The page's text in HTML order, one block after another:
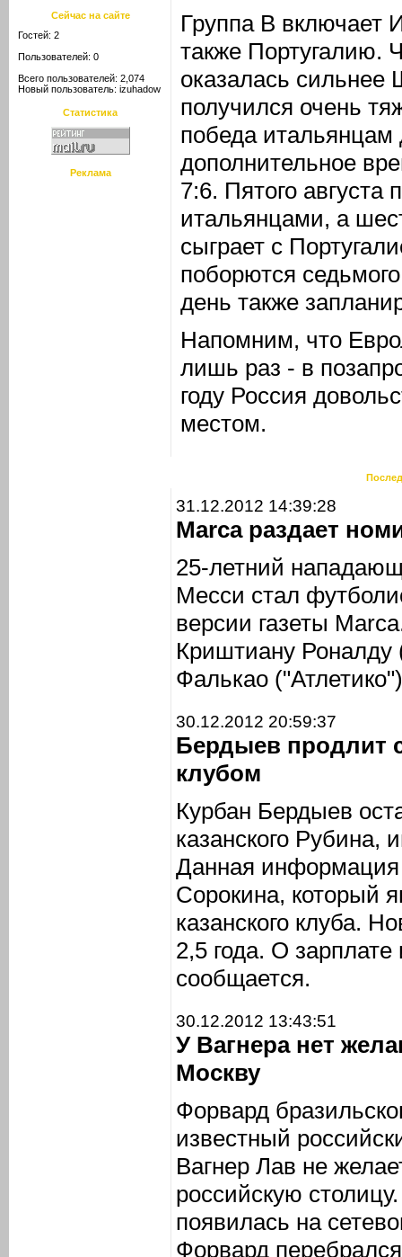
Сейчас на сайте
Гостей: 2
Пользователей: 0
Всего пользователей: 2,074
Новый пользователь: izuhadow
Статистика
Реклама
Группа В
также Португалию.
оказалась
получился очень
победа
дополнительное
7:6. Пятого августа
итальянцами, а
сыграет с
поборются
день также
Напомним, что
лишь раз - в
году Россия
местом.
31.12.2012 14:39:28
Marca раздает
25-летний
Месси стал
версии газеты
Криштиану
Фалькао
30.12.2012 20:59:37
Бердыев продлит
клубом
Курбан Бердыев
казанского
Данная информация
Сорокина, который
казанского клуба.
2,5 года. О
сообщается.
30.12.2012 13:43:51
У Вагнера нет
Москву
Форвард
известный
Вагнер Лав не
российскую
появилась на
Форвард